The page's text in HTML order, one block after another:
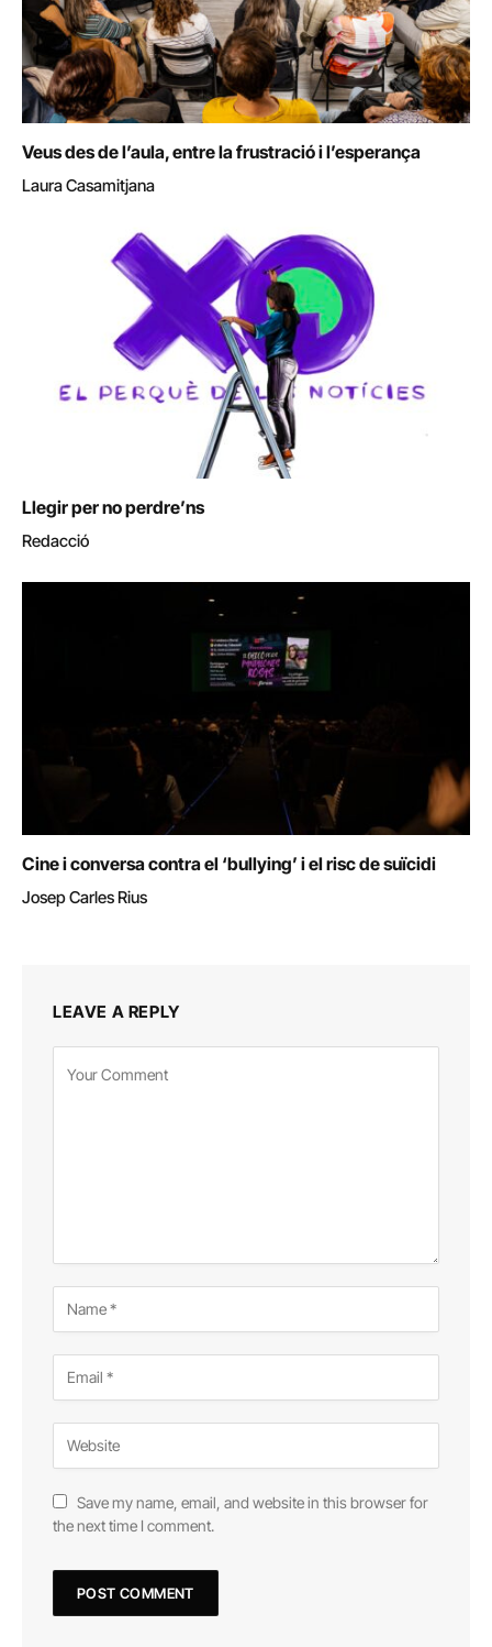
Veus des de l’aula, entre la frustració i l’esperança
Laura Casamitjana
Llegir per no perdre’ns
Redacció
Cine i conversa contra el ‘bullying’ i el risc de suïcidi
Josep Carles Rius
LEAVE A REPLY
Save my name, email, and website in this browser for
the next time I comment.